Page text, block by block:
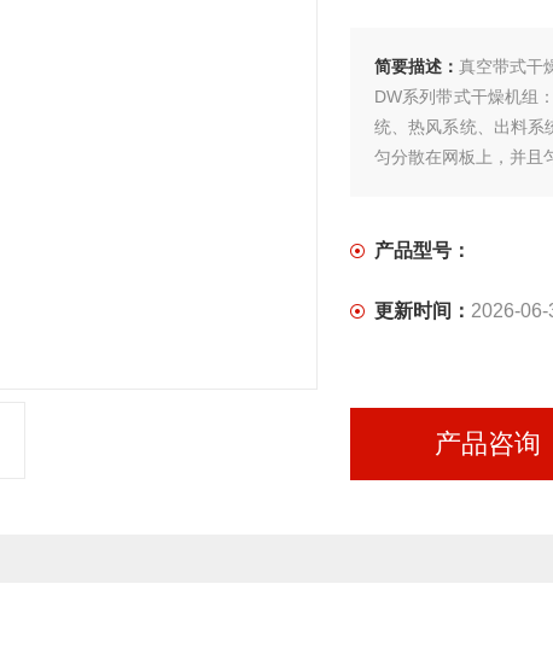
简要描述： 真空带式干
DW系列带式干燥机组
统、热风系统、出料系
匀分散在网板上，并且
产品型号：
更新时间： 2026-06-
产品咨询